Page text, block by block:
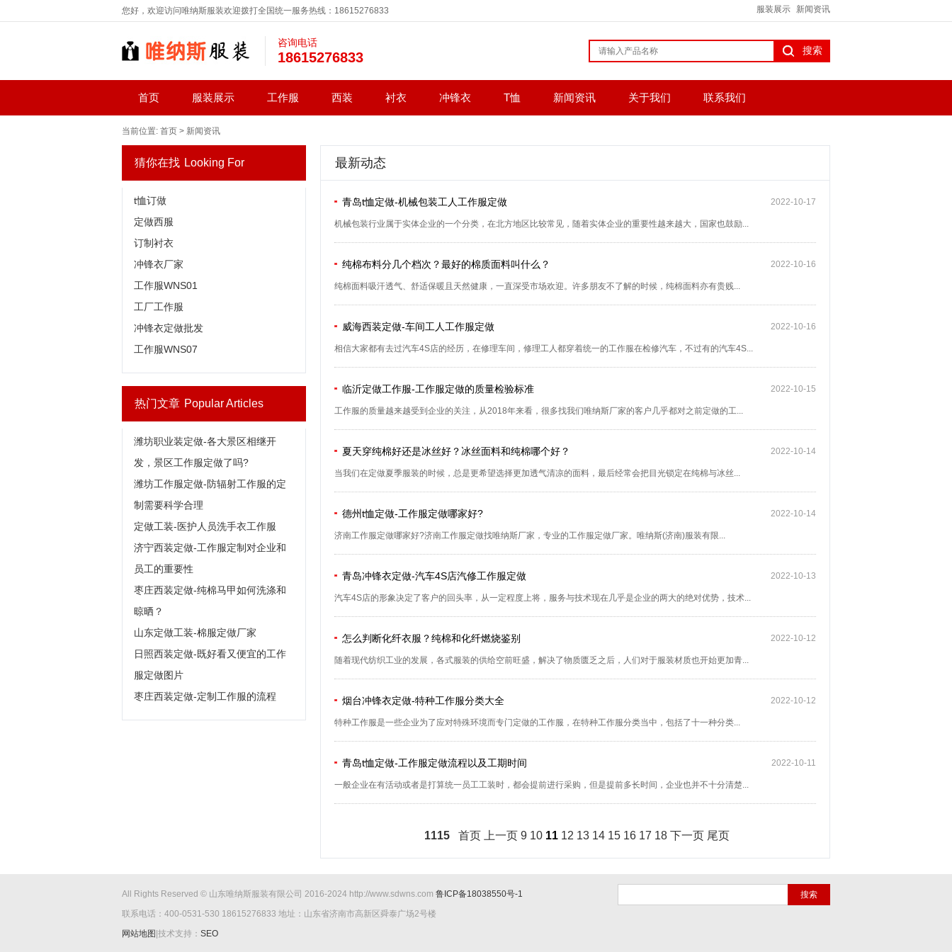
您好，欢迎访问唯纳斯服装欢迎拨打全国统一服务热线：18615276833 服装展示 新闻资讯
咨询电话
18615276833
首页 服装展示 工作服 西装 衬衣 冲锋衣 T恤 新闻资讯 关于我们 联系我们
当前位置: 首页 > 新闻资讯
最新动态
2022-10-17
青岛t恤定做-机械包装工人工作服定做
机械包装行业属于实体企业的一个分类，在北方地区比较常见，随着实体企业的重要性越来越大，国家也鼓励...
2022-10-16
纯棉布料分几个档次？最好的棉质面料叫什么？
纯棉面料吸汗透气、舒适保暖且天然健康，一直深受市场欢迎。许多朋友不了解的时候，纯棉面料亦有贵贱...
2022-10-16
威海西装定做-车间工人工作服定做
相信大家都有去过汽车4S店的经历，在修理车间，修理工人都穿着统一的工作服在检修汽车，不过有的汽车4S...
2022-10-15
临沂定做工作服-工作服定做的质量检验标准
工作服的质量越来越受到企业的关注，从2018年来看，很多找我们唯纳斯厂家的客户几乎都对之前定做的工...
2022-10-14
夏天穿纯棉好还是冰丝好？冰丝面料和纯棉哪个好？
当我们在定做夏季服装的时候，总是更希望选择更加透气清凉的面料，最后经常会把目光锁定在纯棉与冰丝...
2022-10-14
德州t恤定做-工作服定做哪家好?
济南工作服定做哪家好?济南工作服定做找唯纳斯厂家，专业的工作服定做厂家。唯纳斯(济南)服装有限...
2022-10-13
青岛冲锋衣定做-汽车4S店汽修工作服定做
汽车4S店的形象决定了客户的回头率，从一定程度上将，服务与技术现在几乎是企业的两大的绝对优势，技术...
2022-10-12
怎么判断化纤衣服？纯棉和化纤燃烧鉴别
随着现代纺织工业的发展，各式服装的供给空前旺盛，解决了物质匮乏之后，人们对于服装材质也开始更加青...
2022-10-12
烟台冲锋衣定做-特种工作服分类大全
特种工作服是一些企业为了应对特殊环境而专门定做的工作服，在特种工作服分类当中，包括了十一种分类...
2022-10-11
青岛t恤定做-工作服定做流程以及工期时间
一般企业在有活动或者是打算统一员工工装时，都会提前进行采购，但是提前多长时间，企业也并不十分清楚...
1115 首页 上一页 9 10 11 12 13 14 15 16 17 18 下一页 尾页
猜你在找 Looking For
t恤订做
定做西服
订制衬衣
冲锋衣厂家
工作服WNS01
工厂工作服
冲锋衣定做批发
工作服WNS07
热门文章 Popular Articles
潍坊职业装定做-各大景区相继开
发，景区工作服定做了吗?
潍坊工作服定做-防辐射工作服的定
制需要科学合理
定做工装-医护人员洗手衣工作服
济宁西装定做-工作服定制对企业和
员工的重要性
枣庄西装定做-纯棉马甲如何洗涤和
晾晒？
山东定做工装-棉服定做厂家
日照西装定做-既好看又便宜的工作
服定做图片
枣庄西装定做-定制工作服的流程
All Rights Reserved © 山东唯纳斯服装有限公司 2016-2024 http://www.sdwns.com 鲁ICP备18038550号-1
联系电话：400-0531-530 18615276833 地址：山东省济南市高新区舜泰广场2号楼
网站地图 |技术支持： SEO